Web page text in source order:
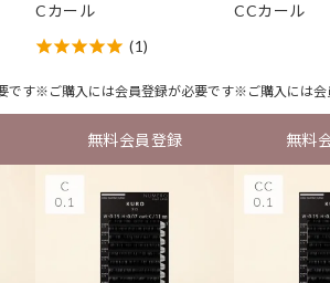
です
Cカール
(1)
※ご購入には会員登録が必要です
無料会員登録
CCカール
※ご購入には会
無料